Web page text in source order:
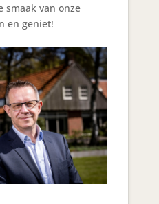
smaak van onze
en geniet!